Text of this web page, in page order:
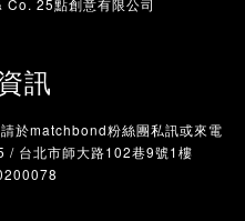
訊
於matchbond粉絲團私訊或來電
/ 台北市師大路102巷9號1樓